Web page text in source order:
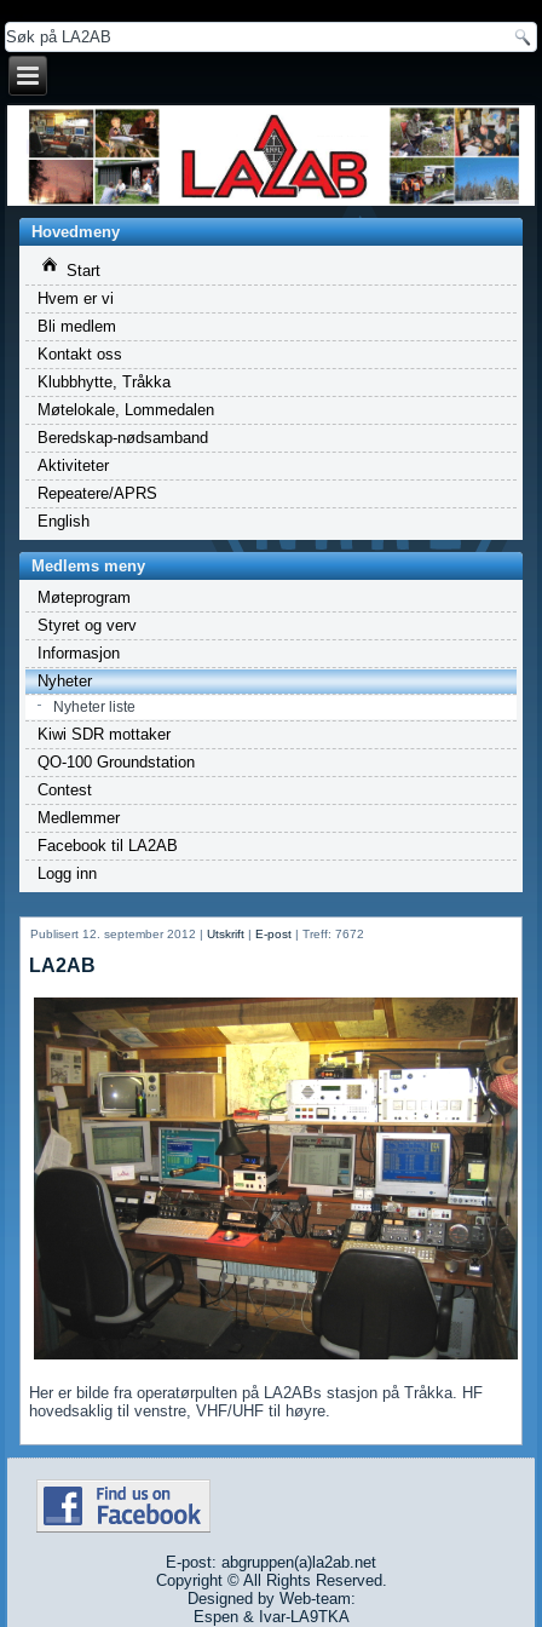
Hovedmeny
Start
Hvem er vi
Bli medlem
Kontakt oss
Klubbhytte, Tråkka
Møtelokale, Lommedalen
Beredskap-nødsamband
Aktiviteter
Repeatere/APRS
English
Medlems meny
Møteprogram
Styret og verv
Informasjon
Nyheter
Nyheter liste
Kiwi SDR mottaker
QO-100 Groundstation
Contest
Medlemmer
Facebook til LA2AB
Logg inn
Publisert 12. september 2012 |Utskrift |E-post |Treff: 7672
LA2AB
Her er bilde fra operatørpulten på LA2ABs stasjon på Tråkka. HF
hovedsaklig til venstre, VHF/UHF til høyre.
E-post: abgruppen(a)la2ab.net
Copyright © All Rights Reserved.
Designed by Web-team:
Espen & Ivar-LA9TKA